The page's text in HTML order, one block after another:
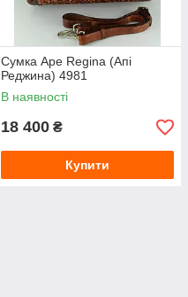
Сумка Ape Regina (Апі
Реджина) 4981
В наявності
18 400 ₴
Купити